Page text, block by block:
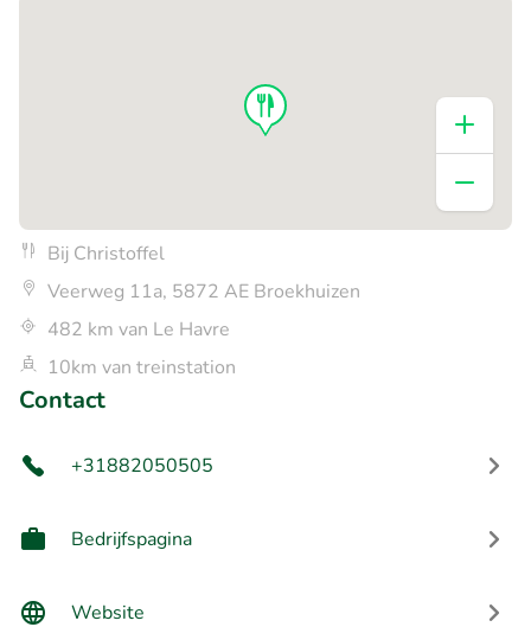
Bij Christoffel
Veerweg 11a, 5872 AE Broekhuizen
482 km van Le Havre
10km van treinstation
Contact
+31882050505
Bedrijfspagina
Website